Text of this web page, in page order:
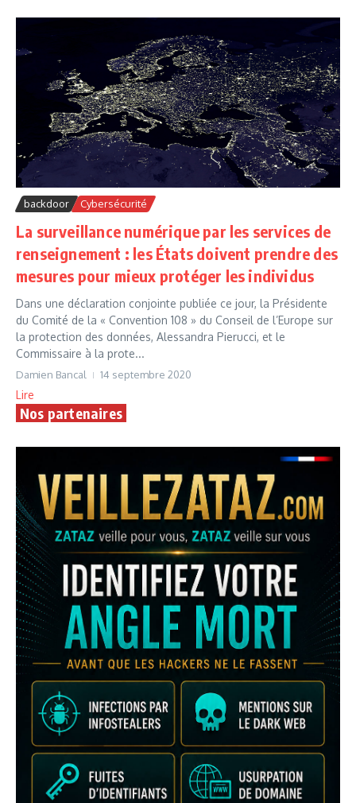
backdoor Cybersécurité
La surveillance numérique par les services de
renseignement : les États doivent prendre des
mesures pour mieux protéger les individus
Dans une déclaration conjointe publiée ce jour, la Présidente
du Comité de la « Convention 108 » du Conseil de l’Europe sur
la protection des données, Alessandra Pierucci, et le
Commissaire à la prote...
Damien Bancal 14 septembre 2020
Lire
Nos partenaires